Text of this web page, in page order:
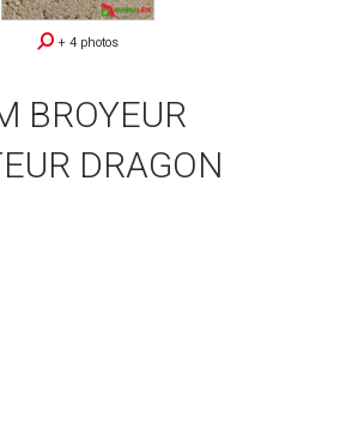
+ 4 photos
BROYEUR
DRAGON